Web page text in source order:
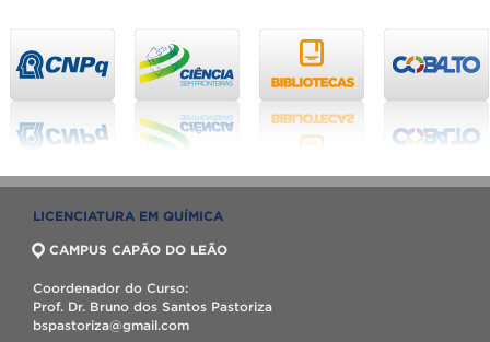
LICENCIATURA EM QUÍMICA
CAMPUS CAPÃO DO LEÃO
Coordenador do Curso:
Prof. Dr. Bruno dos Santos Pastoriza
bspastoriza@gmail.com